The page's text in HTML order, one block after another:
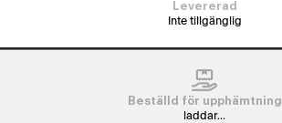
Levererad
Inte tillgänglig
Beställd för upphämtning
laddar...